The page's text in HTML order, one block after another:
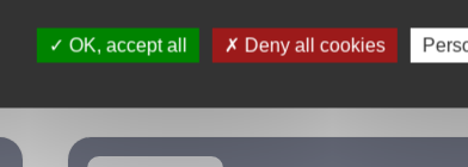
OK, accept all Deny all cookies